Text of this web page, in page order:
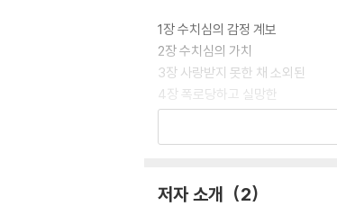
1장 수치심의 감정 계보
2장 수치심의 가치
3장 사랑받지 못한 채 소외된
4장 폭로당하고 실망한
5장 기쁨과 자존감의 탄생
저자 소개 2